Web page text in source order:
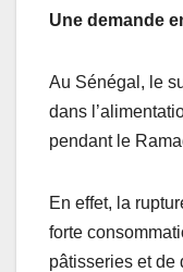
Une demande
Au Sénégal, le
dans
pendant le
En effet, la
forte
pâtisseries et de